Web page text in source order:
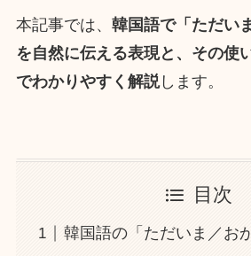
本記事では、 韓国語で「ただい
を自然に伝える表現と、その使
でわかりやすく解説します。
目次
韓国語の「ただいま／お